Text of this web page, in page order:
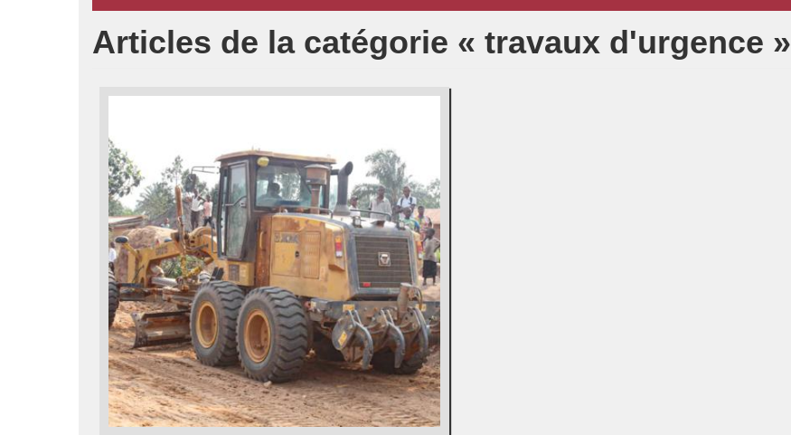
Articles de la catégorie « travaux d'urgence »